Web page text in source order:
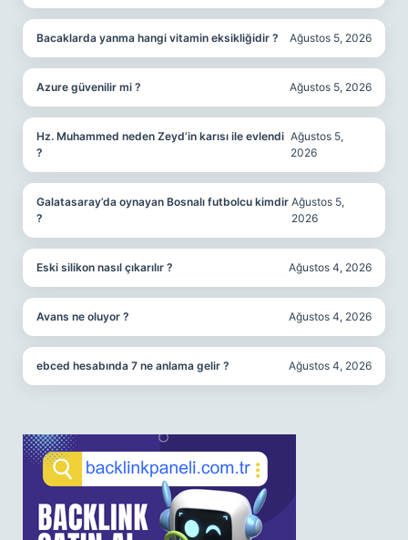
Bacaklarda yanma hangi vitamin eksikliğidir ? Ağustos 5, 2026
Azure güvenilir mi ? Ağustos 5, 2026
Hz. Muhammed neden Zeyd’in karısı ile evlendi
?
Ağustos 5,
2026
Galatasaray’da oynayan Bosnalı futbolcu kimdir
?
Ağustos 5,
2026
Eski silikon nasıl çıkarılır ? Ağustos 4, 2026
Avans ne oluyor ? Ağustos 4, 2026
ebced hesabında 7 ne anlama gelir ? Ağustos 4, 2026